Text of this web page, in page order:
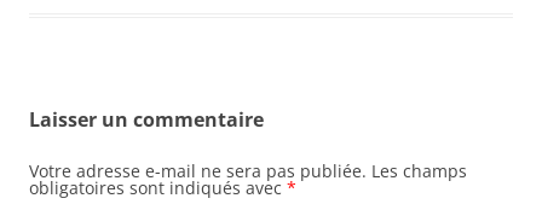
Laisser un commentaire
Votre adresse e-mail ne sera pas publiée. Les champs
obligatoires sont indiqués avec *